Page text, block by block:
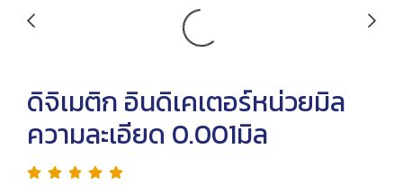
ดิจิเมติก อินดิเคเตอร์หน่วยมิล
ความละเอียด 0.001มิล